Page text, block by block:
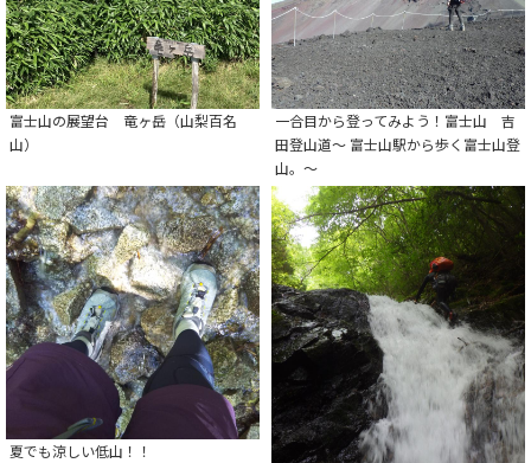
富士山の展望台 竜ヶ岳（山梨百名
山）
一合目から登ってみよう！富士山 吉
田登山道～ 富士山駅から歩く富士山登
山。～
夏でも涼しい低山！！